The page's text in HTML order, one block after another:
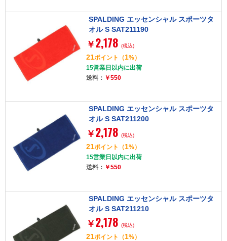
SPALDING エッセンシャル スポーツタ
オル S SAT211190
￥ 2,178 (税込)
21ポイント （1%）
15営業日以内に出荷
送料： ￥550
SPALDING エッセンシャル スポーツタ
オル S SAT211200
￥ 2,178 (税込)
21ポイント （1%）
15営業日以内に出荷
送料： ￥550
SPALDING エッセンシャル スポーツタ
オル S SAT211210
￥ 2,178 (税込)
21ポイント （1%）